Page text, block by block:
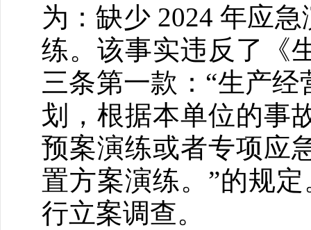
为：缺少 2024 年应
练。该事实违反了《
三条第一款：“生产
划，根据本单位的事
预案演练或者专项应
置方案演练。”的规
行立案调查。